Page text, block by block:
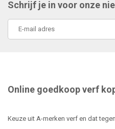
Schrijf je in voor onze
Online goedkoop verf
Keuze uit A-merken verf en dat